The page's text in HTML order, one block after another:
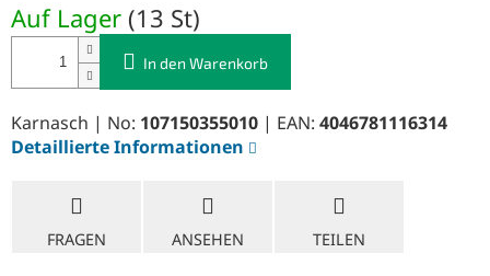
Auf Lager (13 St)
In den Warenkorb
Karnasch | No: 107150355010 | EAN: 4046781116314
Detaillierte Informationen
FRAGEN ANSEHEN TEILEN